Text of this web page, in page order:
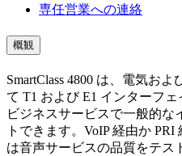
専任営業への連絡
概観
SmartClass 4800 は、電気お
て T1 および E1 インターフ
ビジネスサービスで一般的な
トできます。VoIP 経由か
は音声サービスの品質をテス